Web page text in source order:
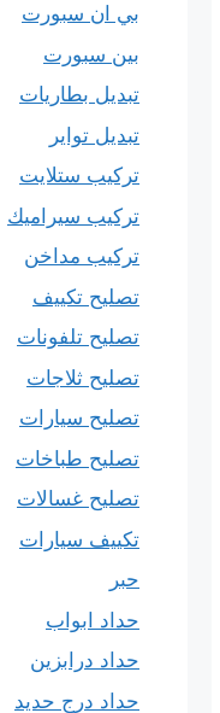
بي ان سبورت
بين سبورت
تبديل بطاريات
تبديل تواير
تركيب ستلايت
تركيب سيراميك
تركيب مداخن
تصليح تكييف
تصليح تلفونات
تصليح ثلاجات
تصليح سيارات
تصليح طباخات
تصليح غسالات
تكييف سيارات
حبر
حداد ابواب
حداد درابزين
حداد درج حديد